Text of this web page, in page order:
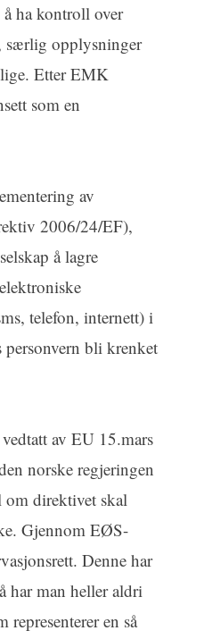
ha kontroll over
særlig opplysninger
Etter EMK
som en
av
2006/24/EF),
å lagre
telefon, internett) i
bli krenket
av EU 15.mars
norske regjeringen
direktivet skal
Gjennom EØS-
Denne har
har man heller aldri
representerer en så